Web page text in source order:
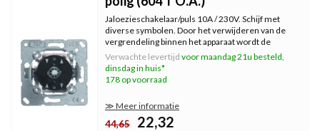
Jaloezieschakelaar/puls 10A / 230V. Schijf met
diverse symbolen. Door het verwijderen van de
vergrendeling binnen het apparaat wordt de
impulsgever gewijzigd in een schakelaar. Uitbreiden
met afdekraam en knop uit een gewenste serie.
Verwachte levertijd voor maandag 21u besteld,
dinsdag in huis*
178 op voorraad
≫ Meer informatie
44,65 22,32